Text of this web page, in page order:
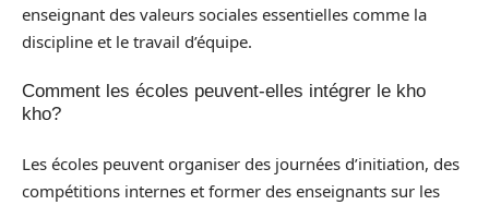
enseignant des valeurs sociales essentielles comme la
discipline et le travail d’équipe.
Comment les écoles peuvent-elles intégrer le kho
kho?
Les écoles peuvent organiser des journées d’initiation, des
compétitions internes et former des enseignants sur les